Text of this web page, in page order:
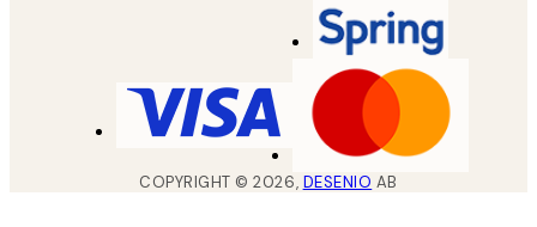
COPYRIGHT ©2026, DESENIO AB